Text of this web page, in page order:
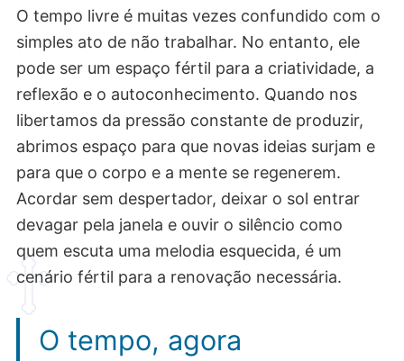
O tempo livre é muitas vezes confundido com o
simples ato de não trabalhar. No entanto, ele
pode ser um espaço fértil para a criatividade, a
reflexão e o autoconhecimento. Quando nos
libertamos da pressão constante de produzir,
abrimos espaço para que novas ideias surjam e
para que o corpo e a mente se regenerem.
Acordar sem despertador, deixar o sol entrar
devagar pela janela e ouvir o silêncio como
quem escuta uma melodia esquecida, é um
cenário fértil para a renovação necessária.
O tempo, agora